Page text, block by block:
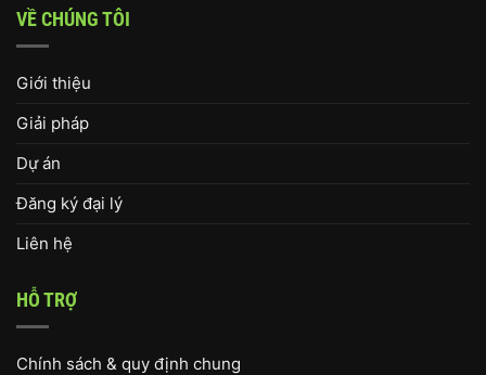
VỀ CHÚNG TÔI
Giới thiệu
Giải pháp
Dự án
Đăng ký đại lý
Liên hệ
HỖ TRỢ
Chính sách & quy định chung